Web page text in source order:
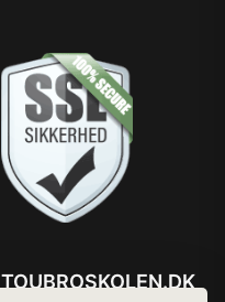
TOUBROSKOLEN.DK